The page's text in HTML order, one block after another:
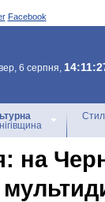
Facebook
6 серпня,
на